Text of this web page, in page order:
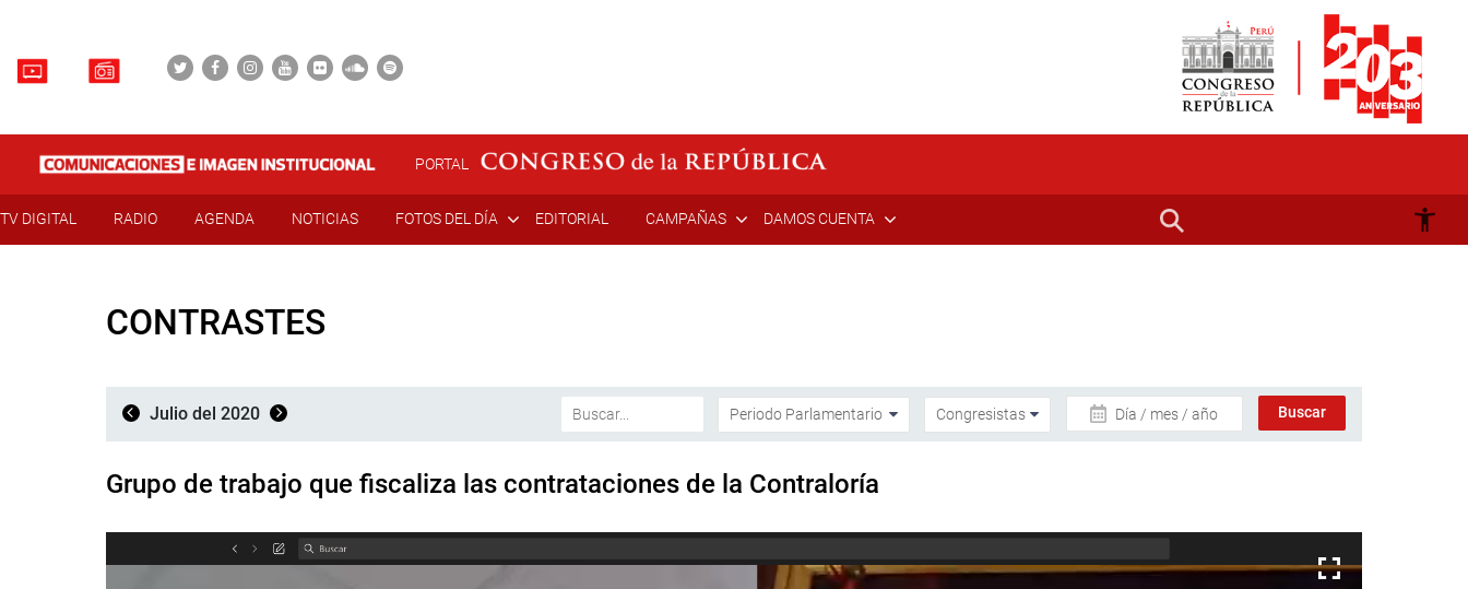
PORTAL
TV DIGITAL RADIO AGENDA NOTICIAS FOTOS DEL DÍA EDITORIAL CAMPAÑAS DAMOS CUENTA
CONTRASTES
Julio del 2020 Día / mes / año
Grupo de trabajo que fiscaliza las contrataciones de la Contraloría